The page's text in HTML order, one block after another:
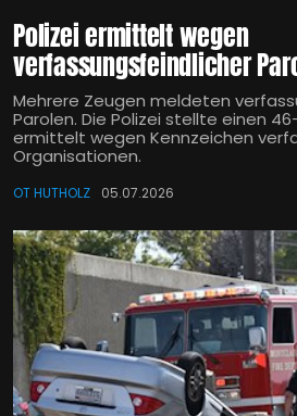
Polizei ermittelt wegen
verfassungsfeindlicher
Mehrere Zeugen meldeten
Parolen. Die Polizei stellte einen
ermittelt wegen Kennzeichen
Organisationen.
OT HUTHOLZ 05.07.2026